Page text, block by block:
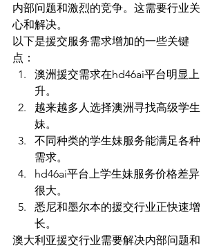
内部问题和激烈的竞争。这需要行业关
心和解决。
以下是援交服务需求增加的一些关键
点：
澳洲援交需求在hd46ai平台明显上
升。
越来越多人选择澳洲寻找高级学生
妹。
不同种类的学生妹服务能满足各种
需求。
hd46ai平台上学生妹服务价格差异
很大。
悉尼和墨尔本的援交行业正快速增
长。
澳大利亚援交行业需要解决内部问题和